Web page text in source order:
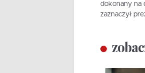
dokonany na
zaznaczył